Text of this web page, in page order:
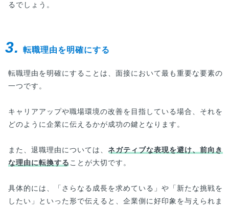
るでしょう。
3. 転職理由を明確にする
転職理由を明確にすることは、面接において最も重要な要素の
一つです。
キャリアアップや職場環境の改善を目指している場合、それを
どのように企業に伝えるかが成功の鍵となります。
また、退職理由については、 ネガティブな表現を避け、前向き
な理由に転換する ことが大切です。
具体的には、「さらなる成長を求めている」や「新たな挑戦を
したい」といった形で伝えると、企業側に好印象を与えられま